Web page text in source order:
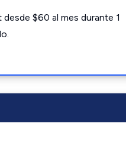
$60 al mes durante 1